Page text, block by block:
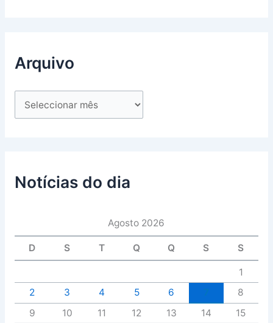
Arquivo
Notícias do dia
Agosto 2026
D S T Q Q S S
1
2
3 4 5 6
8
9
10 11 12 13 14
15